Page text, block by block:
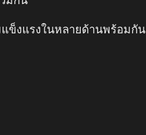
ข็งแรงในหลายด้านพร้อมกัน